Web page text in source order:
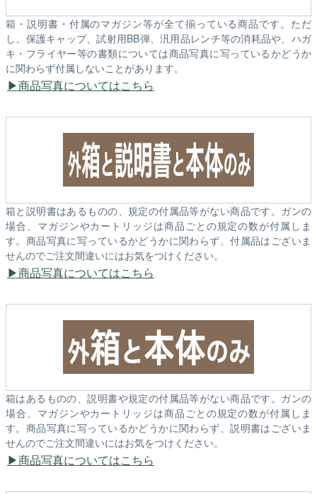
箱・説明書・付属のマガジン等が全て揃っている商品です。ただ
し、保護キャップ、試射用BB弾、汎用品レンチ等の消耗品や、ハガ
キ・フライヤー等の書類については商品写真に写っているかどうか
に関わらず付属しないことがあります。
商品写真についてはこちら
箱と説明書はあるものの、規定の付属品等がない商品です。ガンの
場合、マガジンやカートリッジは商品ごとの規定の数が付属しま
す。商品写真に写っているかどうかに関わらず、付属品はございま
せんのでご注文間違いにはお気をつけください。
商品写真についてはこちら
箱はあるものの、説明書や規定の付属品等がない商品です。ガンの
場合、マガジンやカートリッジは商品ごとの規定の数が付属しま
す。商品写真に写っているかどうかに関わらず、説明書はございま
せんのでご注文間違いにはお気をつけください。
商品写真についてはこちら